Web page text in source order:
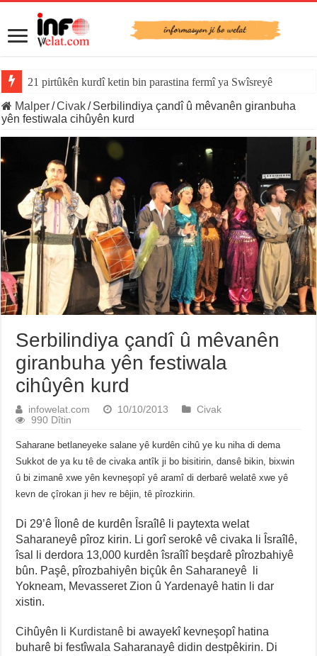
21 pirtûkên kurdî ketin bin parastina fermî ya Swîsreyê
Malper/Civak/ Serbilindiya çandî û mêvanên giranbuha
yên festiwala cihûyên kurd
Serbilindiya çandî û mêvanên
giranbuha yên festiwala
cihûyên kurd
infowelat.com 10/10/2013
Civak
990 Dîtin
Saharane betlaneyeke salane yê kurdên cihû ye ku niha di dema
Sukkot de ya ku tê de civaka antîk ji bo bisitirin, dansê bikin, bixwin
û bi zimanê xwe yên kevneşopî yê aramî di derbarê welatê xwe yê
kevn de çîrokan ji hev re bêjin, tê pîrozkirin.
Di 29’ê Îlonê de kurdên Îsraîlê li paytexta welat
Saharaneyê pîroz kirin. Li gorî serokê vê civaka li Îsraîlê,
îsal li derdora 13,000 kurdên îsraîlî beşdarê pîrozbahiyê
bûn. Paşê, pîrozbahiyên biçûk ên Saharaneyê li
Yokneam, Mevasseret Zion û Yardenayê hatin li dar
xistin.
Cihûyên li Kurdistanê bi awayekî kevneşopî hatina
buharê bi festîwala Saharanayê didin destpêkirin. Di